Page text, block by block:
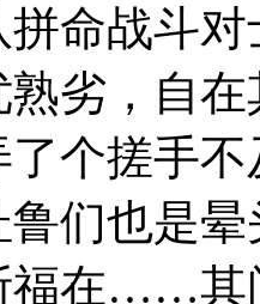
命战斗
劣，自
个搓手
们也是
福在……其